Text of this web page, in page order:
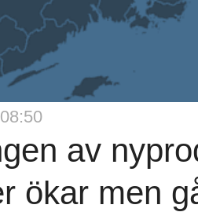
av
ökar men